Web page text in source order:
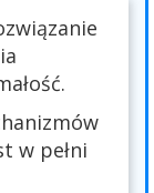
w pełni